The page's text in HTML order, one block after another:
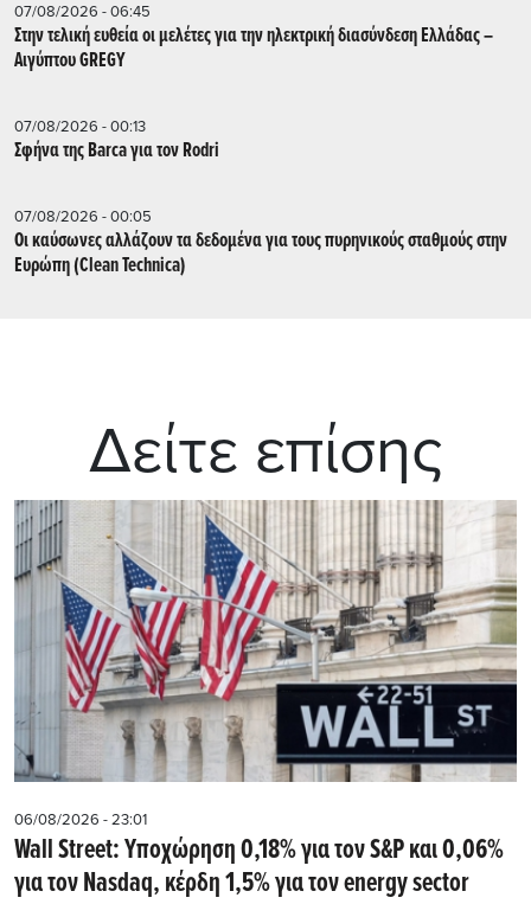
07/08/2026 - 06:45
Στην τελική ευθεία οι μελέτες για την ηλεκτρική διασύνδεση Ελλάδας –
Αιγύπτου GREGY
07/08/2026 - 00:13
Σφήνα της Barca για τον Rodri
07/08/2026 - 00:05
Οι καύσωνες αλλάζουν τα δεδομένα για τους πυρηνικούς σταθμούς στην
Ευρώπη (Clean Technica)
Δείτε επίσης
06/08/2026 - 23:01
Wall Street: Υποχώρηση 0,18% για τον S&P και 0,06%
για τον Nasdaq, κέρδη 1,5% για τον energy sector